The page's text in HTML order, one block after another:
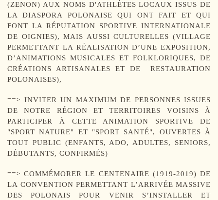
(ZENON) AUX NOMS D'ATHLÈTES LOCAUX ISSUS DE
LA DIASPORA POLONAISE QUI ONT FAIT ET QUI
FONT LA RÉPUTATION SPORTIVE INTERNATIONALE
DE OIGNIES), MAIS AUSSI CULTURELLES (VILLAGE
PERMETTANT LA RÉALISATION D’UNE EXPOSITION,
D’ANIMATIONS MUSICALES ET FOLKLORIQUES, DE
CRÉATIONS ARTISANALES ET DE RESTAURATION
POLONAISES),
==> INVITER UN MAXIMUM DE PERSONNES ISSUES
DE NOTRE RÉGION ET TERRITOIRES VOISINS À
PARTICIPER À CETTE ANIMATION SPORTIVE DE
"SPORT NATURE" ET "SPORT SANTÉ", OUVERTES À
TOUT PUBLIC (ENFANTS, ADO, ADULTES, SENIORS,
DÉBUTANTS, CONFIRMÉS)
==> COMMÉMORER LE CENTENAIRE (1919-2019) DE
LA CONVENTION PERMETTANT L’ARRIVÉE MASSIVE
DES POLONAIS POUR VENIR S’INSTALLER ET